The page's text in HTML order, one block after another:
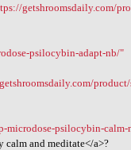
getshroomsdaily.com/
psilocybin-adapt-nb/"
microdose-psilocybin-calm-
and meditate</a>?